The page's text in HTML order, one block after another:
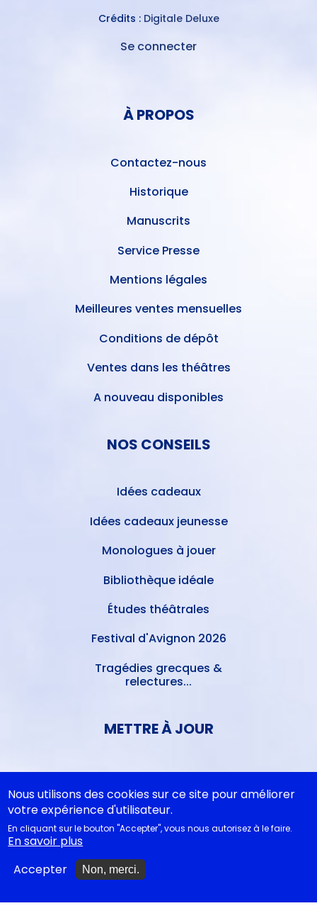
Crédits : Digitale Deluxe
Se connecter
À PROPOS
Contactez-nous
Historique
Manuscrits
Service Presse
Mentions légales
Meilleures ventes mensuelles
Conditions de dépôt
Ventes dans les théâtres
A nouveau disponibles
NOS CONSEILS
Idées cadeaux
Idées cadeaux jeunesse
Monologues à jouer
Bibliothèque idéale
Études théâtrales
Festival d'Avignon 2026
Tragédies grecques &
relectures...
METTRE À JOUR
Ajouter un spectacle
Ajouter un événement
La lettre des artistes à
Nous utilisons des cookies sur ce site pour améliorer
votre expérience d'utilisateur.
En cliquant sur le bouton "Accepter", vous nous autorisez à le faire.
En savoir plus
Accepter
Non, merci.